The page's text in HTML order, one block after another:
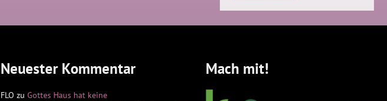
Neuester Kommentar
FLO zu Gottes Haus hat keine
Mach mit!